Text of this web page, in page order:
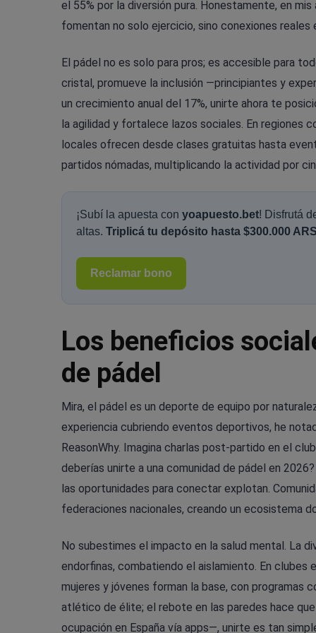
el 55% por la diversión pura. Honestamente, en
fomentan no solo ejercicio, sino conexiones reales
El pádel no es solo para pros; es accesible para
cristal, promueve la inclusión —principiantes y
un crecimiento anual del 17%, unirte ahora te
la agilidad y fortalece lazos sociales. En regiones
locales ofrecen desde clases gratuitas hasta
partidos nómadas, multiplicando la actividad por
¡Subí la apuesta con yoapuesto.bet! Disfrutá
altas. Triplicá tu depósito hasta $300.000
Reclamar bono
Los beneficios
de pádel
Mira, el pádel es un deporte de equipo por
experiencia cubriendo eventos deportivos, he
ReasonWhy. Imagina charlas post-partido en el
deberías unirte a una comunidad de pádel en
las oportunidades para conectar explotan.
federaciones nacionales, creando un ecosistema
No subestimes el impacto en la salud mental. La
endorfinas, combatiendo el aislamiento. En clubes
mujeres y jóvenes forman la base, con programas
atlético de élite; el rebote en las paredes hace
ocupación en España vía apps—, unirte es tan